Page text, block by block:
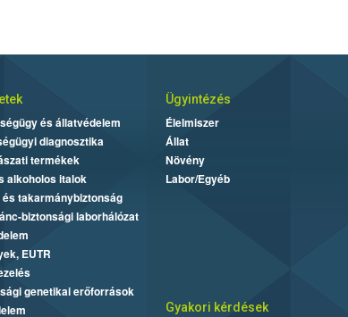
és állatvédelem
diagnosztika
termékek
alkoholos italok
és takarmánybiztonság
biztonsági laborhálózat
EUTR
genetikai erőforrások
Ügyintézés
Élelmiszer
Állat
Növény
Labor/Egyéb
Gyakori kérdések